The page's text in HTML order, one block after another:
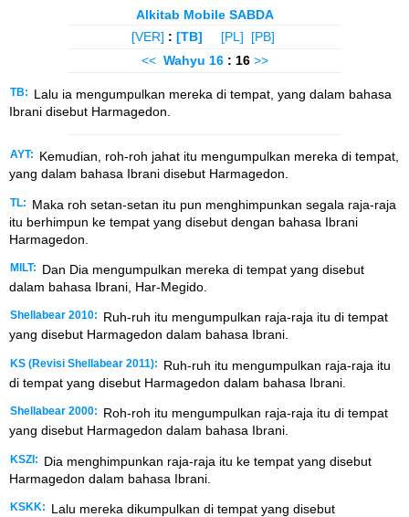
Alkitab Mobile SABDA
[VER] : [TB] [PL]
[PB]
<< Wahyu 16 : 16 >>
TB:
Lalu ia mengumpulkan mereka di tempat, yang dalam bahasa
Ibrani disebut Harmagedon.
AYT:
Kemudian, roh-roh jahat itu mengumpulkan mereka di tempat,
yang dalam bahasa Ibrani disebut Harmagedon.
TL:
Maka roh setan-setan itu pun menghimpunkan segala raja-raja
itu berhimpun ke tempat yang disebut dengan bahasa Ibrani
Harmagedon.
MILT:
Dan Dia mengumpulkan mereka di tempat yang disebut
dalam bahasa Ibrani, Har-Megido.
Shellabear 2010:
Ruh-ruh itu mengumpulkan raja-raja itu di tempat
yang disebut Harmagedon dalam bahasa Ibrani.
KS (Revisi Shellabear 2011):
Ruh-ruh itu mengumpulkan raja-raja itu
di tempat yang disebut Harmagedon dalam bahasa Ibrani.
Shellabear 2000:
Roh-roh itu mengumpulkan raja-raja itu di tempat
yang disebut Harmagedon dalam bahasa Ibrani.
KSZI:
Dia menghimpunkan raja-raja itu ke tempat yang disebut
Harmagedon dalam bahasa Ibrani.
KSKK:
Lalu mereka dikumpulkan di tempat yang disebut